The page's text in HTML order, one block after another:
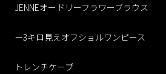
JENNEオードリーフラワーブラウス
－3キロ見えオフショルワンピース
トレンチケープ